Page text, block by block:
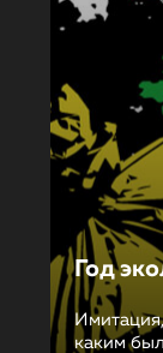
Год
каким